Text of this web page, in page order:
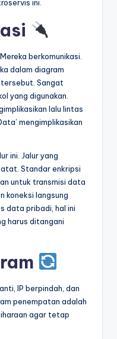
ini.
berkomunikasi.
dalam diagram
Sangat
yang digunakan.
lalu lintas
mengimplikasikan
ini. Jalur yang
Standar enkripsi
untuk transmisi data
koneksi langsung
data pribadi, hal ini
harus ditangani
IP berpindah, dan
penempatan adalah
agar tetap